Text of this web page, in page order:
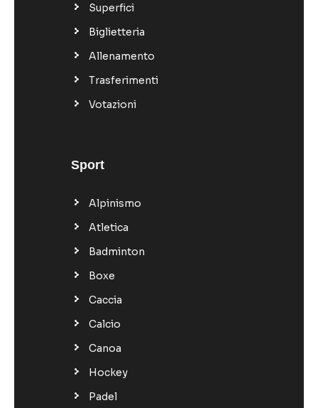
Superfici
Biglietteria
Allenamento
Trasferimenti
Votazioni
Sport
Alpinismo
Atletica
Badminton
Boxe
Caccia
Calcio
Canoa
Hockey
Padel